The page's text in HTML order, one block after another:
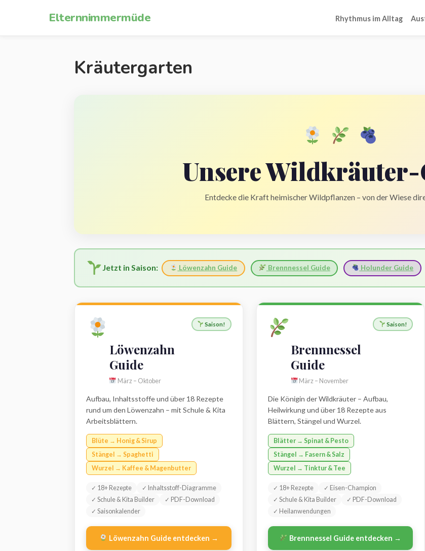
Elternnimmermüde Rhythmus im Alltag
Kräutergarten
Unsere Wildkräuter-
Entdecke die Kraft heimischer Wildpflanzen – von der Wiese
Jetzt in Saison: Löwenzahn Guide Brennnessel Guide Holunder Guide
Löwenzahn
Guide
März – Oktober
Saison!
Aufbau, Inhaltsstoffe und über 18 Rezepte
rund um den Löwenzahn – mit Schule & Kita
Arbeitsblättern.
Blüte → Honig & Sirup
Stängel → Spaghetti
Wurzel → Kaffee & Magenbutter
✓ 18+ Rezepte
✓ Inhaltsstoff-Diagramme
✓ Schule & Kita Builder
✓ PDF-Download
✓ Saisonkalender
Löwenzahn Guide entdecken →
Brennnessel
Guide
März – November
Saison!
Die Königin der Wildkräuter – Aufbau,
Heilwirkung und über 18 Rezepte aus
Blättern, Stängel und Wurzel.
Blätter → Spinat & Pesto
Stängel → Fasern & Salz
Wurzel → Tinktur & Tee
✓ 18+ Rezepte
✓ Eisen-Champion
✓ Schule & Kita Builder
✓ PDF-Download
✓ Heilanwendungen
Brennnessel Guide entdecken →